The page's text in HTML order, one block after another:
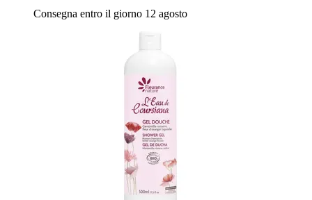
Consegna entro il giorno 12 agosto